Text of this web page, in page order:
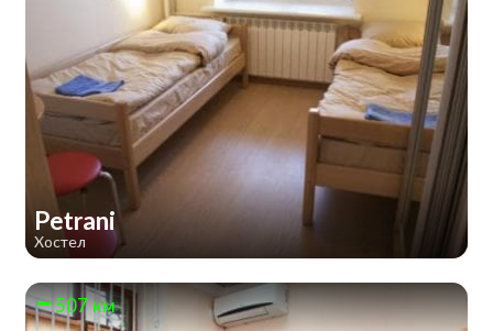
Petrani
Хостел
507 км